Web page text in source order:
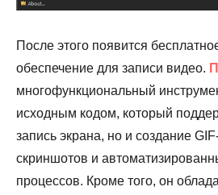
После этого появится
обеспечение для записи видео.
многофункциональный
исходным кодом, который
запись экрана, но и создание
скриншотов и
процессов. Кроме того, он